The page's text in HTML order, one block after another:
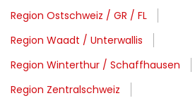
Region Ostschweiz / GR / FL
Region Waadt / Unterwallis
Region Winterthur / Schaffhausen
Region Zentralschweiz